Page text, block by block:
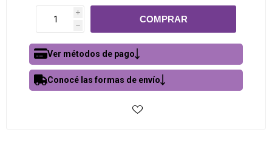
i
h
Ver métodos de pago
Conocé las formas de envío